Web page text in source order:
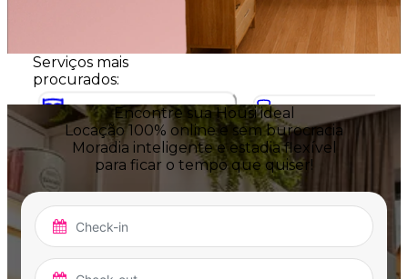
Serviços mais
procurados:
Morar
Moradia inteligente e flexível para ficar
o tempo que quiser.
Decorar
Solução completa de
gestão para rentabilizar mais.
Encontre sua Housi ideal
Locação 100% online e sem burocracia
Moradia inteligente e estadia flexível
para ficar o tempo que quiser!